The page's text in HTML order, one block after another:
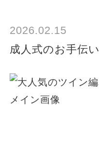
2026.02.15
成人式のお手伝い